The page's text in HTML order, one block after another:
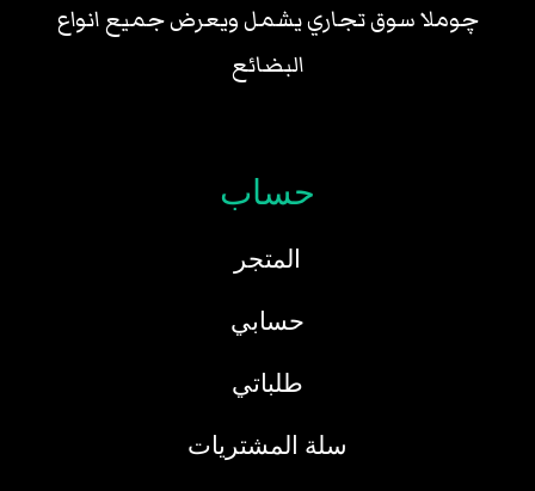
چوملا سوق تجاري يشمل ويعرض جميع انواع
البضائع
حساب
المتجر
حسابي
طلباتي
سلة المشتريات